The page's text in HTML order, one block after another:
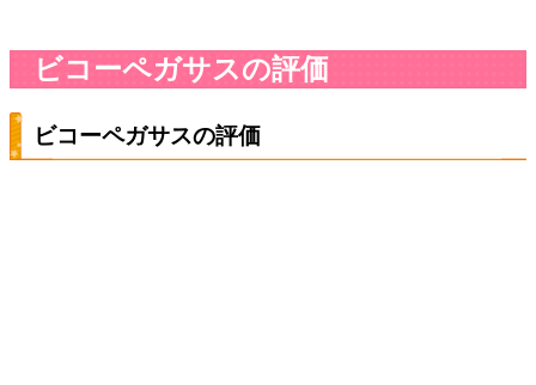
ビコーペガサスの評価
ビコーペガサスの評価